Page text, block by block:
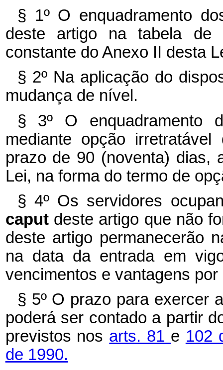
§ 1º O enquadramento
deste artigo na tabela de
constante do Anexo II desta
§ 2º Na aplicação do
mudança de nível.
§ 3º O enquadramento
mediante opção
prazo de 90 (noventa) dias,
Lei, na forma do termo de
§ 4º Os servidores
caput deste artigo que não
deste artigo permanecerão
na data da entrada em
vencimentos e vantagens
§ 5º O prazo para exercer
poderá ser contado a partir
previstos nos arts. 81 e 102
de 1990.